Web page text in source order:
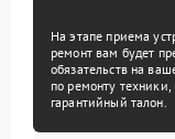
На этапе приема
ремонт вам будет
обязательств на
по ремонту
гарантийный талон.